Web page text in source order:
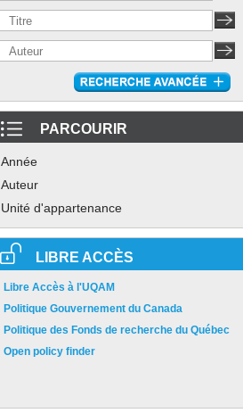
PARCOURIR
Année
Auteur
Unité d'appartenance
LIBRE ACCÈS
Libre Accès à l'UQAM
Politique Gouvernement du Canada
Politique des Fonds de recherche du Québec
Open policy finder